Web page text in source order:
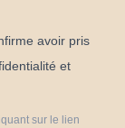
avoir pris
et
sur le lien